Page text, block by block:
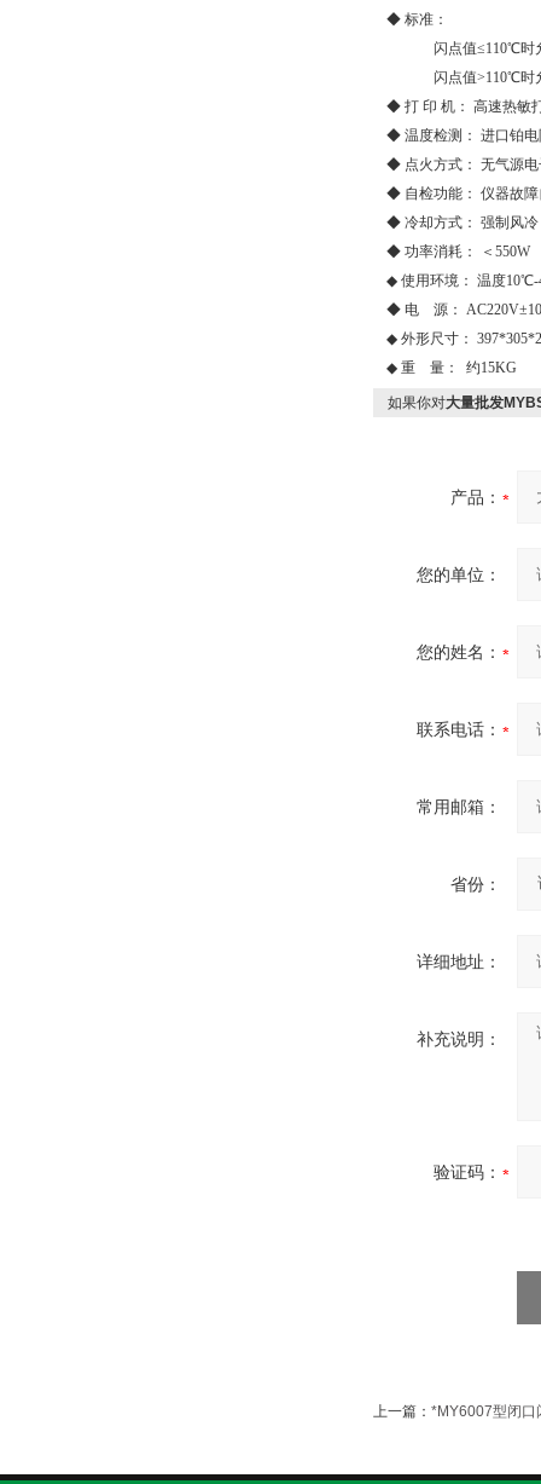
◆ 标准：
闪点值≤110℃时
闪点值>110℃时
◆ 打 印 机： 高速热敏
◆ 温度检测： 进口铂电
◆ 点火方式： 无气源电
◆ 自检功能： 仪器故障
◆ 冷却方式： 强制风冷
◆ 功率消耗： ＜550W
◆ 使用环境： 温度
◆ 电 源：
◆ 外形尺寸：
◆ 重 量： 约15KG
如果你对大量批发
产品：
您的单位：
您的姓名：
联系电话：
常用邮箱：
省份：
详细地址：
补充说明：
验证码：
上一篇： *MY6007型闭口